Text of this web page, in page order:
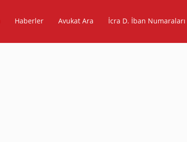
Haberler Avukat Ara İcra D. İban Numaraları